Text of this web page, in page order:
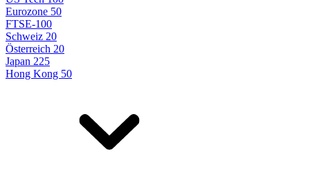
Eurozone 50
FTSE-100
Schweiz 20
Österreich 20
Japan 225
Hong Kong 50